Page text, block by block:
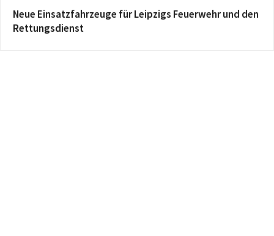
Neue Einsatzfahrzeuge für Leipzigs Feuerwehr und den
Rettungsdienst